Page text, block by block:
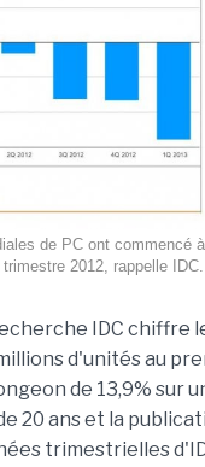
de PC ont commencé
trimestre 2012, rappelle IDC.
IDC chiffre
d'unités au
de 13,9% sur
20 ans et la
trimestrielles